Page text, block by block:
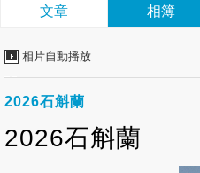
文章 相簿
相片自動播放
2026石斛蘭
2026石斛蘭